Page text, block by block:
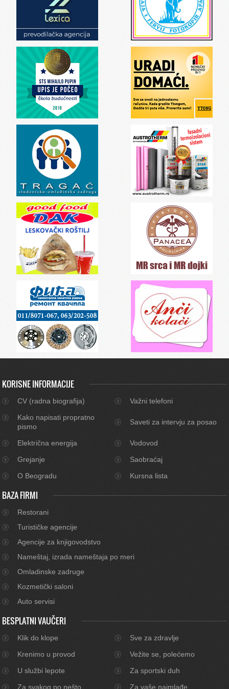
KORISNE INFORMACIJE
CV (radna biografija)
Važni telefoni
Kako napisati propratno
pismo
Saveti za intervju za posao
Električna energija
Vodovod
Grejanje
Saobraćaj
O Beogradu
Kursna lista
BAZA FIRMI
Restorani
Turističke agencije
Agencije za knjigovodstvo
Nameštaj, izrada nameštaja po meri
Omladinske zadruge
Kozmetički saloni
Auto servisi
BESPLATNI VAUČERI
Klik do klope
Sve za zdravlje
Krenimo u provod
Vežite se, polećemo
U službi lepote
Za sportski duh
Za svakog po nešto
Za vaše najmlađe